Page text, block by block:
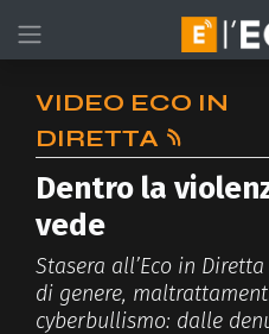
VIDEO ECO IN
DIRETTA
Dentro la
vede
Stasera all’Eco in
di genere,
cyberbullismo: dalle